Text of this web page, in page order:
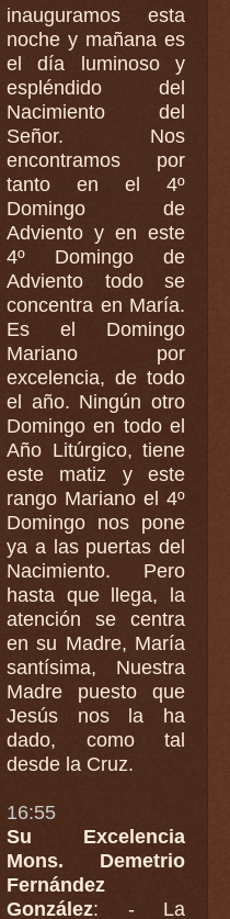
inauguramos esta
noche y mañana es
el día luminoso y
espléndido del
Nacimiento del
Señor. Nos
encontramos por
tanto en el 4º
Domingo de
Adviento y en este
4º Domingo de
Adviento todo se
concentra en María.
Es el Domingo
Mariano por
excelencia, de todo
el año. Ningún otro
Domingo en todo el
Año Litúrgico, tiene
este matiz y este
rango Mariano el 4º
Domingo nos pone
ya a las puertas del
Nacimiento. Pero
hasta que llega, la
atención se centra
en su Madre, María
santísima, Nuestra
Madre puesto que
Jesús nos la ha
dado, como tal
desde la Cruz.
16:55
Su Excelencia
Mons. Demetrio
Fernández
González: - La